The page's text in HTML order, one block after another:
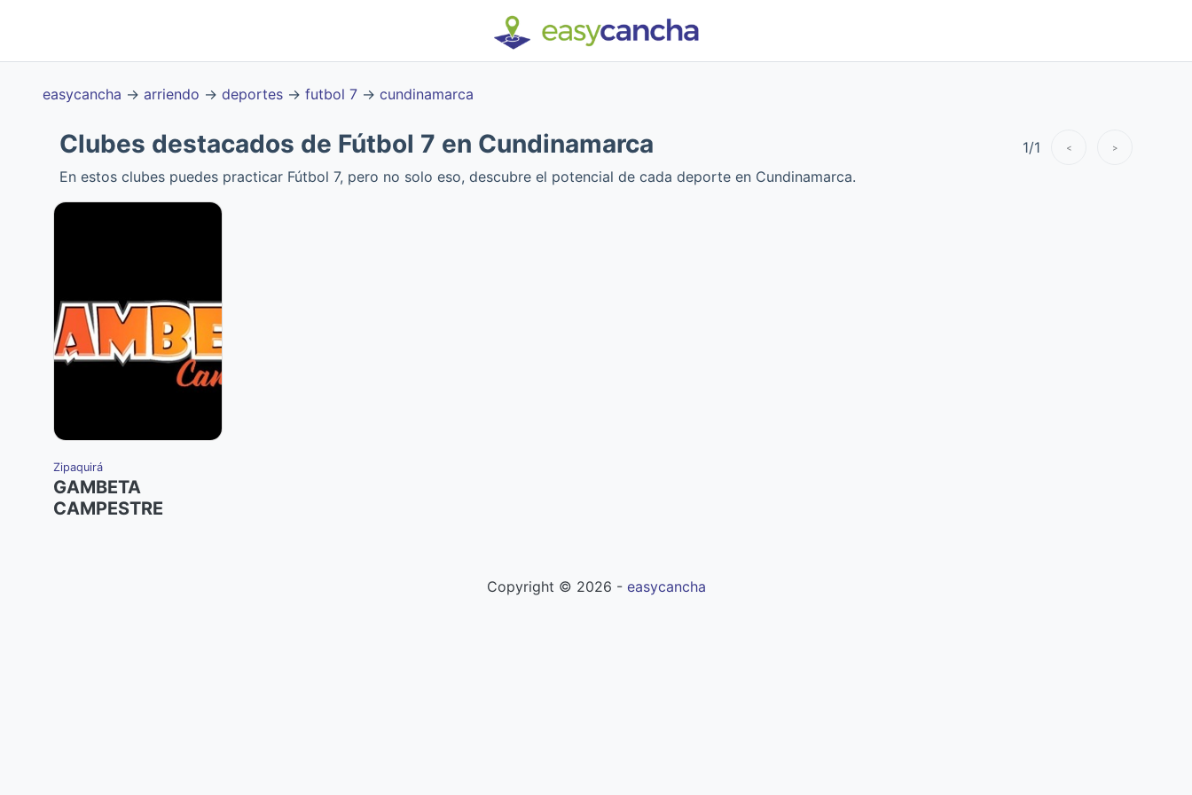
easycancha → arriendo → deportes → futbol 7 → cundinamarca
Zipaquirá
GAMBETA
CAMPESTRE
Clubes destacados de Fútbol 7 en Cundinamarca
En estos clubes puedes practicar Fútbol 7, pero no solo eso, descubre el potencial de cada deporte en Cundinamarca.
1/1 < >
Copyright © 2026 - easycancha